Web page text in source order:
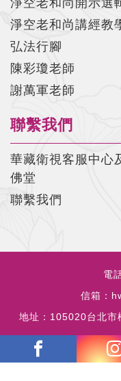
淨空老和尚講經教
弘法行腳
陳彩瓊老師
謝萬軍老師
聯繫我們
華藏衛視客服中心
佛堂
聯繫我們
電
信箱：
地址： 105020台北市
copyrights © 2023